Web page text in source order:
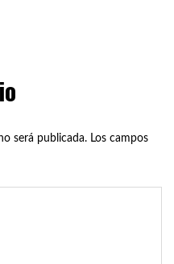
será publicada. Los campos